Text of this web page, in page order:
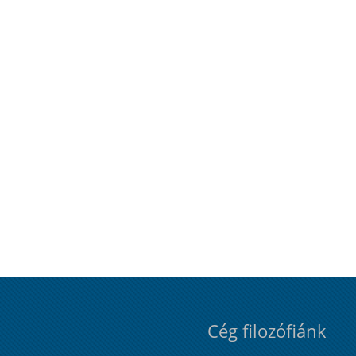
Cég filozófiánk